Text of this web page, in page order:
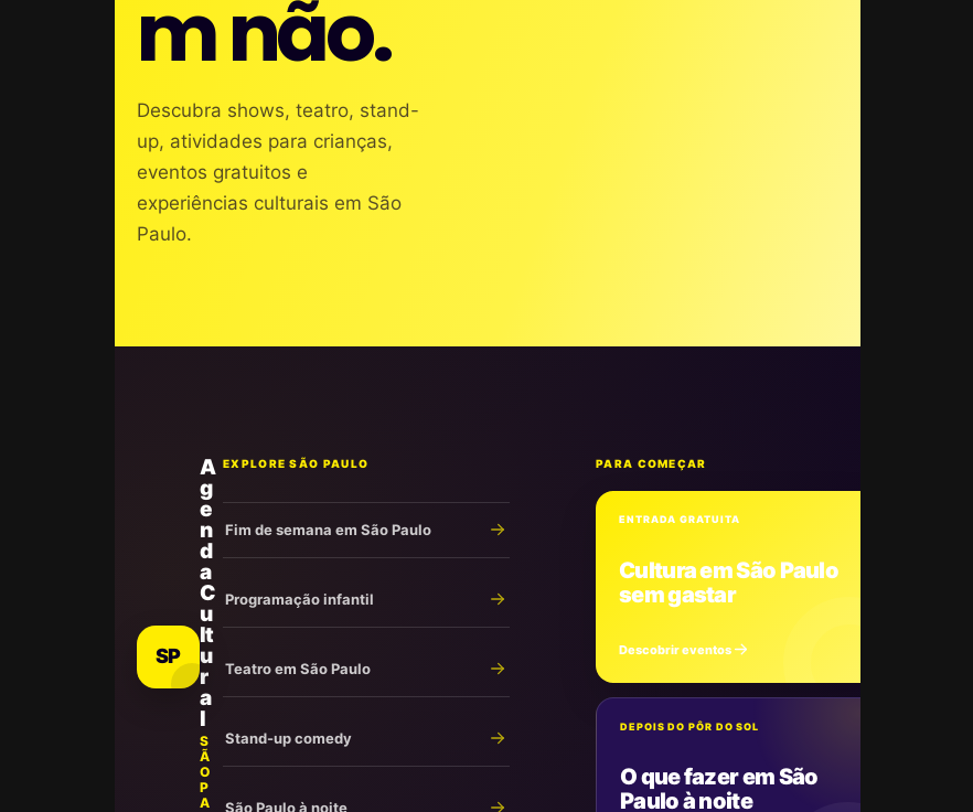
m não.
Descubra shows, teatro, stand-
up, atividades para crianças,
eventos gratuitos e
experiências culturais em São
Paulo.
SP
A
g
e
n
d
a
C
u
lt
u
r
a
l
S
Ã
O
P
A
EXPLORE SÃO PAULO
Fim de semana em São Paulo
Programação infantil
Teatro em São Paulo
Stand-up comedy
São Paulo à noite
PARA COMEÇAR
ENTRADA GRATUITA
Cultura em São Paulo
sem gastar
Descobrir eventos
DEPOIS DO PÔR DO SOL
O que fazer em São
Paulo à noite